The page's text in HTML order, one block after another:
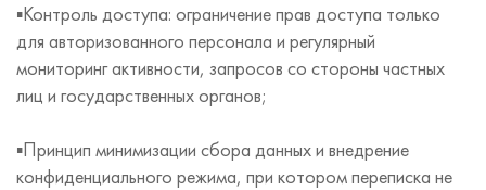
▪️Контроль доступа: ограничение прав доступа только
для авторизованного персонала и регулярный
мониторинг активности, запросов со стороны частных
лиц и государственных органов;
▪️Принцип минимизации сбора данных и внедрение
конфиденциального режима, при котором переписка не